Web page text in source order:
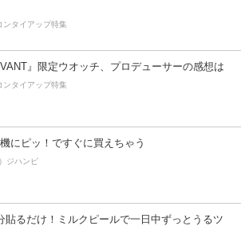
ンタイアップ特集
』限定ウオッチ、プロデューサーの感想は
ンタイアップ特集
にピッ！ですぐに買えちゃう
ジハンピ
貼るだけ！ミルクピールで一日中ずっとうるツ